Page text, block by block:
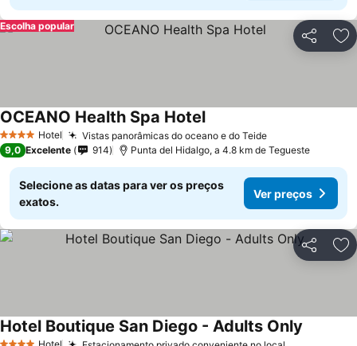
Partilhar
Escolha popular
4 EstrelasHotel Vistas panorâmicas do oceano e do Teide
OCEANO Health Spa Hotel
9,0 Excelente 914 Punta del Hidalgo, a 4.8 km de Tegueste
Selecione as datas para ver os preços
exatos.
Ver preços
Partilhar
Hotel
Hotel Boutique San Diego - Adults Only